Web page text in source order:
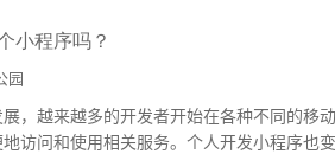
小程序吗？
园
，越来越多的开发者开始在各种不同的移
访问和使用相关服务。个人开发小程序也